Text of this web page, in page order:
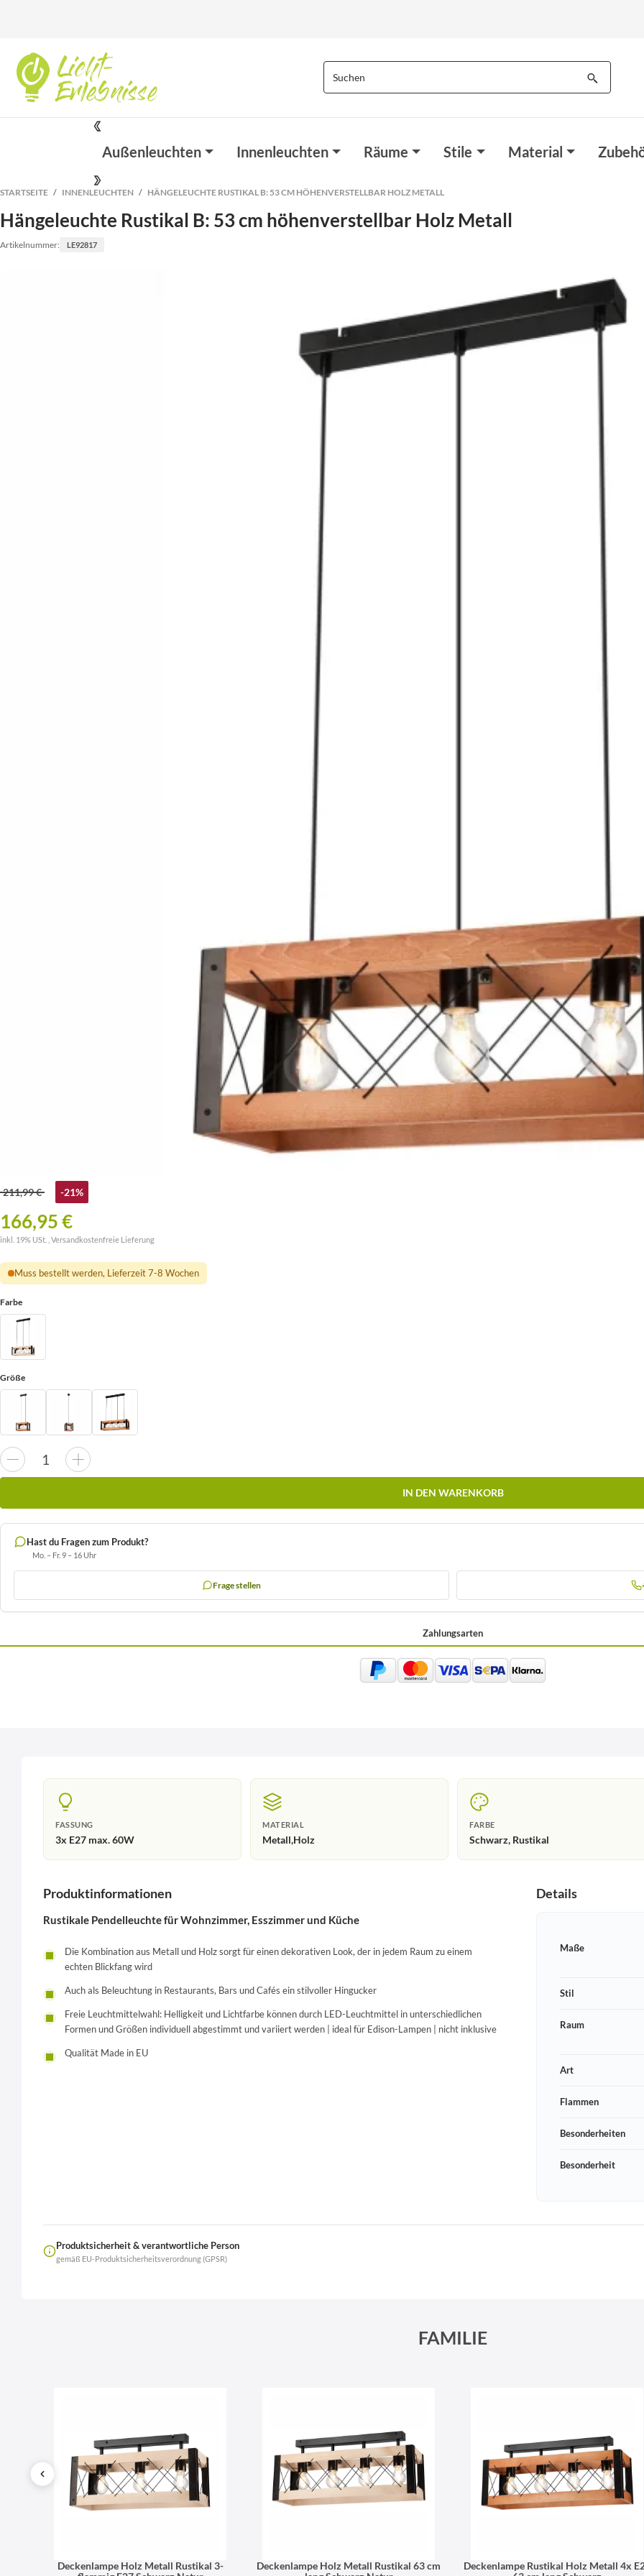
Außenleuchten Innenleuchten Räume Stile Material
STARTSEITE INNENLEUCHTEN HÄNGELEUCHTE RUSTIKAL B: 53 CM HÖHENVERSTELLBAR HOLZ METALL
Hängeleuchte Rustikal B: 53 cm höhenverstellbar Holz Metall
Artikelnummer: LE92817
211,99 € -21%
166,95 €
inkl. 19% USt. , Versandkostenfreie Lieferung
Muss bestellt werden, Lieferzeit 7-8 Wochen
Farbe
Größe
IN DEN WARENKORB
Hast du Fragen zum Produkt?
Mo. – Fr. 9 – 16 Uhr
Frage stellen
Zahlungsarten
FASSUNG
3x E27 max. 60W
MATERIAL
Metall,Holz
FARBE
Schwarz, Rustikal
Produktinformationen
Rustikale Pendelleuchte für Wohnzimmer, Esszimmer und Küche
Die Kombination aus Metall und Holz sorgt für einen dekorativen Look, der in jedem Raum zu einem
echten Blickfang wird
Auch als Beleuchtung in Restaurants, Bars und Cafés ein stilvoller Hingucker
Freie Leuchtmittelwahl: Helligkeit und Lichtfarbe können durch LED-Leuchtmittel in unterschiedlichen
Formen und Größen individuell abgestimmt und variiert werden | ideal für Edison-Lampen | nicht inklusive
Qualität Made in EU
Details
Maße
Stil
Raum
Art
Flammen
Besonderheiten
Besonderheit
Produktsicherheit & verantwortliche Person
gemäß EU-Produktsicherheitsverordnung (GPSR)
FAMILIE
Deckenlampe Holz Metall Rustikal 3-
Deckenlampe Holz Metall Rustikal 63 cm
Deckenlampe Rustikal Holz Metall 4x